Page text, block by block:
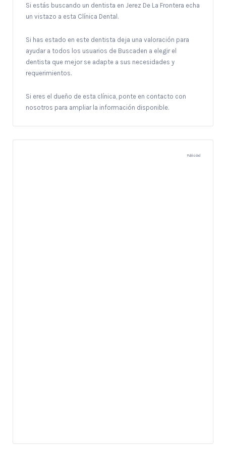
Si estás buscando un dentista en Jerez De La Frontera echa
un vistazo a esta Clínica Dental.
Si has estado en este dentista deja una valoración para
ayudar a todos los usuarios de Buscaden a elegir el
dentista que mejor se adapte a sus necesidades y
requerimientos.
Si eres el dueño de esta clínica, ponte en contacto con
nosotros para ampliar la información disponible.
Publicidad